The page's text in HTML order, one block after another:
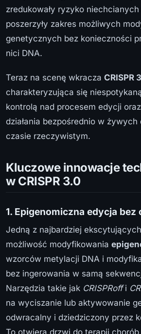
zredukowały ryzyko
poszerzyły zakres możliwych
genetycznych bez konieczności
nici DNA.
Teraz na scenę wkracza CRISPR
charakteryzująca się
kontrolą nad procesem edycji
działania bezpośrednio w
czasie rzeczywistym.
Kluczowe innowacje
w CRISPR 3.0
1. Epigenomiczna edycja bez
Jedną z najbardziej
możliwość modyfikowania
wzorców metylacji DNA i
bez ingerowania w samą
Narzędzia takie jak CRISPRoffi
na wyciszanie lub aktywowanie
odwracalny i dziedziczony przez
To otwiera drzwi do terapii